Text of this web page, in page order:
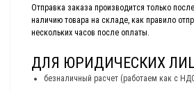
Отправка заказа производится только
наличию товара на складе, как правило
нескольких часов после оплаты.
ДЛЯ ЮРИДИЧЕСКИХ
безналичный расчет (работаем как с